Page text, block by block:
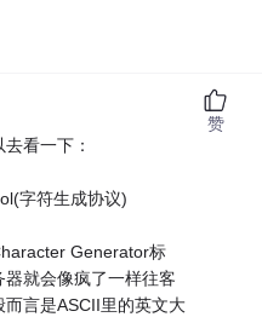
看一下：
字符生成协议)
Generator标
就会像疯了一样往客
言是ASCII里的英文大
赞